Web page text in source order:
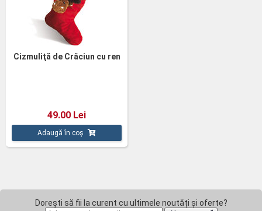
Cizmuliţă de Crăciun cu ren
49.00 Lei
Adaugă în coș
Dorești să fii la curent cu ultimele noutăți și oferte?